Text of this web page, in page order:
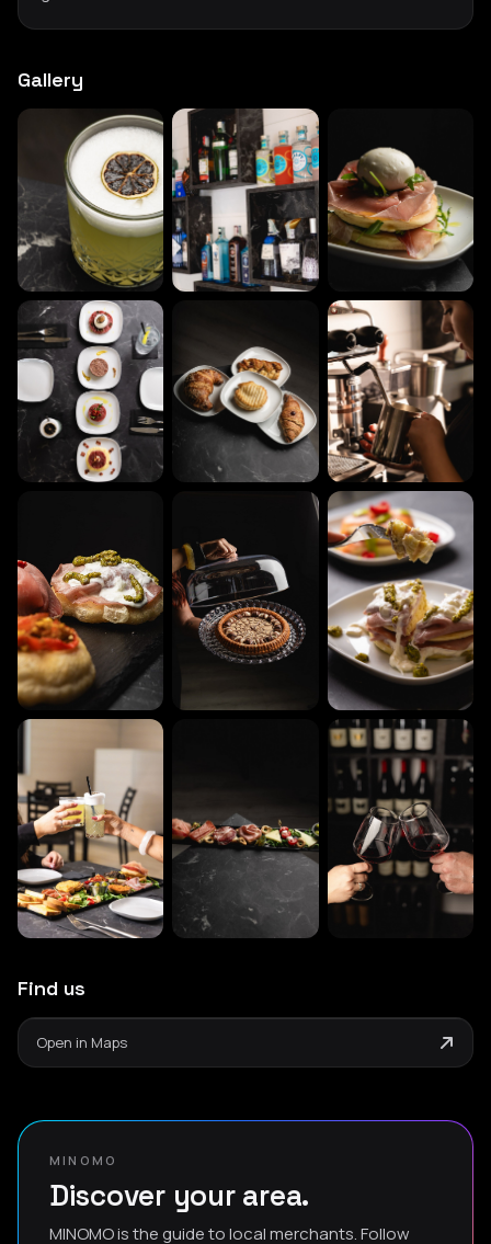
Gallery
Find us
Open in Maps
MINOMO
Discover your area.
MINOMO is the guide to local merchants. Follow